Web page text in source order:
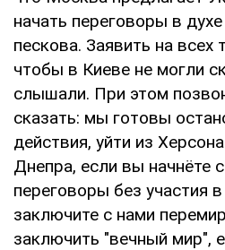
начать переговоры в
пескова. Заявить на всех
чтобы в Киеве не могли
слышали. При этом
сказать: мы готовы
действия, уйти из
Днепра, если вы начнёте
переговоры без участия
заключите с нами
заключить "вечный мир",